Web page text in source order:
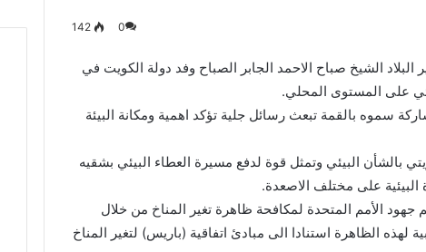
0
142
الشيخ صباح الاحمد الجابر الصباح وفد دولة الكويت في
سموه بالقمة تبعث رسائل جلية تؤكد اهمية ومكانة البيئة
البيئي وتمثل قوة لدفع مسيرة العطاء البيئي بشقيه
على مختلف الاصعدة.
الأمم المتحدة لمكافحة ظاهرة تغير المناخ من خلال
لهذه الظاهرة استنادا الى مبادئ اتفاقية (باريس) لتغير المناخ